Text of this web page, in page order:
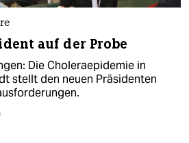
auf der Probe
Die Choleraepidemie in
stellt den neuen Präsidenten